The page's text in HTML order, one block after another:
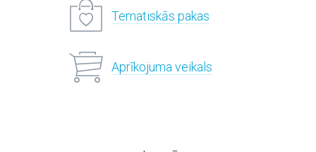
Tematiskās pakas
Aprīkojuma veikals